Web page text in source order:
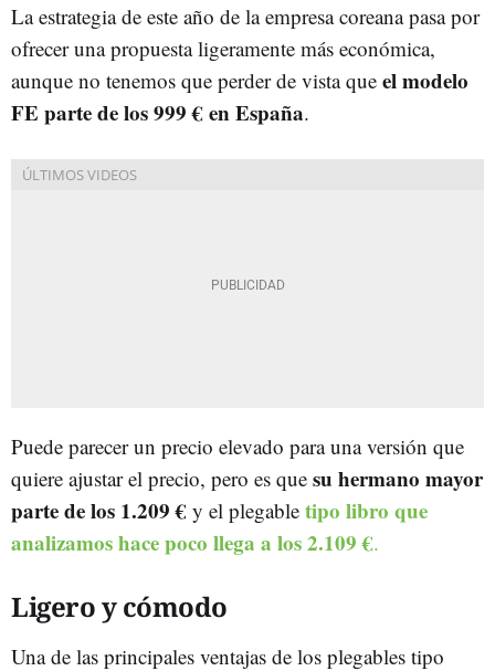
La estrategia de este año de la empresa coreana pasa por
ofrecer una propuesta ligeramente más económica,
aunque no tenemos que perder de vista que el modelo
FE parte de los 999 € en España.
Puede parecer un precio elevado para una versión que
quiere ajustar el precio, pero es que su hermano mayor
parte de los 1.209 € y el plegable tipo libro que
analizamos hace poco llega a los 2.109 €.
Ligero y cómodo
Una de las principales ventajas de los plegables tipo